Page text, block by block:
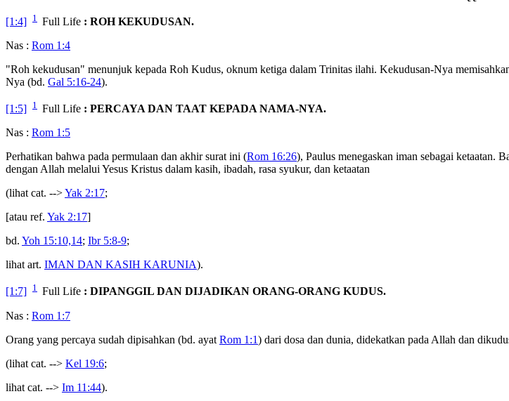
[1:4] 1 Full Life : ROH KEKUDUSAN.
Nas : Rom 1:4
"Roh kekudusan" menunjuk kepada Roh Kudus, oknum ketiga dalam Trinitas ilahi. Kekudusan-Nya
Nya (bd. Gal 5:16-24).
[1:5] 1 Full Life : PERCAYA DAN TAAT KEPADA NAMA-NYA.
Nas : Rom 1:5
Perhatikan bahwa pada permulaan dan akhir surat ini (Rom 16:26), Paulus menegaskan iman sebagai ketaatan.
dengan Allah melalui Yesus Kristus dalam kasih, ibadah, rasa syukur, dan ketaatan
(lihat cat. -->Yak 2:17;
[atau ref. Yak 2:17]
bd. Yoh 15:10,14; Ibr 5:8-9;
lihat art. IMAN DAN KASIH KARUNIA).
[1:7] 1 Full Life : DIPANGGIL DAN DIJADIKAN ORANG-ORANG KUDUS.
Nas : Rom 1:7
Orang yang percaya sudah dipisahkan (bd. ayat Rom 1:1) dari dosa dan dunia, didekatkan pada Allah dan
(lihat cat. --> Kel 19:6;
lihat cat. --> Im 11:44).